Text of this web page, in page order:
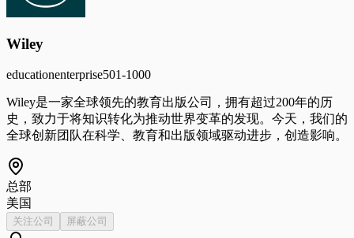
Wiley
educationenterprise501-1000
Wiley是一家全球领先的教育出版公司，拥有超过200年的历
史，致力于将知识转化为推动世界变革的发现。今天，我们的
全球创新团队在科学、教育和出版领域驱动进步，创造影响。
总部
美国
关注公司 屏蔽公司